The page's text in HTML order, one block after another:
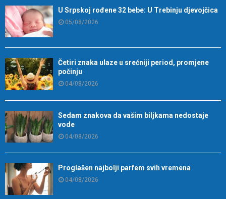
U Srpskoj rođene 32 bebe: U Trebinju djevojčica
05/08/2026
Četiri znaka ulaze u srećniji period, promjene
počinju
04/08/2026
Sedam znakova da vašim biljkama nedostaje
vode
04/08/2026
Proglašen najbolji parfem svih vremena
04/08/2026